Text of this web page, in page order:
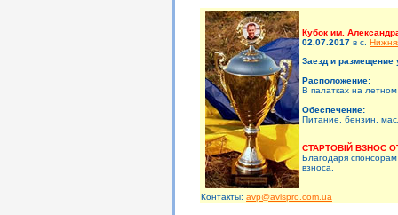
Кубок им.
02.07.2017 в c.
Заезд и размещение
Расположение:
В палатках на
Обеспечение:
Питание, бензин,
СТАРТОВІЙ ВЗНОС
Благодаря
взноса.
Контакты: avp@avispro.com.ua